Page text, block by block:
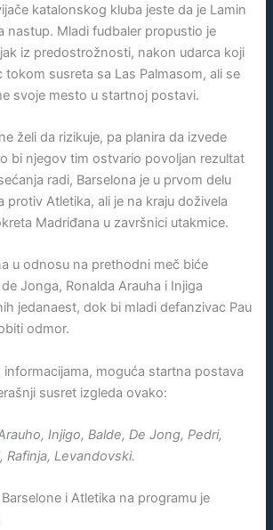
katalonskog kluba jeste da je Lamin
nastup. Mladi fudbaler propustio je
iz predostrožnosti, nakon udarca koji
tokom susreta sa Las Palmasom, ali se
svoje mesto u startnoj postavi.
želi da rizikuje, pa planira da izvede
bi njegov tim ostvario povoljan rezultat
radi, Barselona je u prvom delu
protiv Atletika, ali je na kraju doživela
Madriđana u završnici utakmice.
u odnosu na prethodni meč biće
Jonga, Ronalda Arauha i Injiga
jedanaest, dok bi mladi defanzivac Pau
odmor.
informacijama, moguća startna postava
susret izgleda ovako:
Injigo, Balde, De Jong, Pedri,
Rafinja, Levandovski.
i Atletika na programu je